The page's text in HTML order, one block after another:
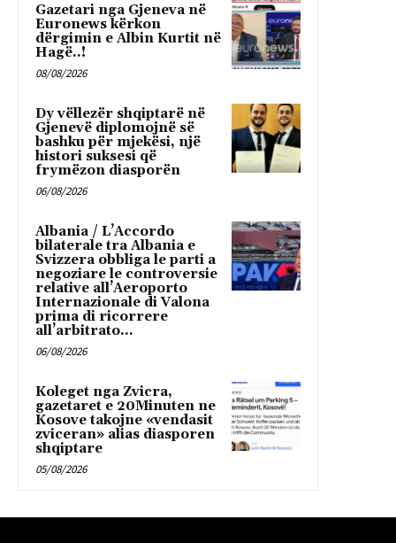
Gazetari nga Gjeneva në
Euronews kërkon
dërgimin e Albin Kurtit në
Hagë..!
08/08/2026
Dy vëllezër shqiptarë në
Gjenevë diplomojnë së
bashku për mjekësi, një
histori suksesi që
frymëzon diasporën
06/08/2026
Albania / L’Accordo
bilaterale tra Albania e
Svizzera obbliga le parti a
negoziare le controversie
relative all’Aeroporto
Internazionale di Valona
prima di ricorrere
all’arbitrato...
06/08/2026
Koleget nga Zvicra,
gazetaret e 20Minuten ne
Kosove takojne «vendasit
zviceran» alias diasporen
shqiptare
05/08/2026